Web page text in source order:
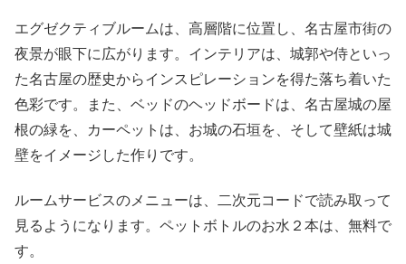
エグゼクティブルームは、高層階に位置し、名古屋市街の
夜景が眼下に広がります。インテリアは、城郭や侍といっ
た名古屋の歴史からインスピレーションを得た落ち着いた
色彩です。また、ベッドのヘッドボードは、名古屋城の屋
根の緑を、カーペットは、お城の石垣を、そして壁紙は城
壁をイメージした作りです。
ルームサービスのメニューは、二次元コードで読み取って
見るようになります。ペットボトルのお水２本は、無料で
す。